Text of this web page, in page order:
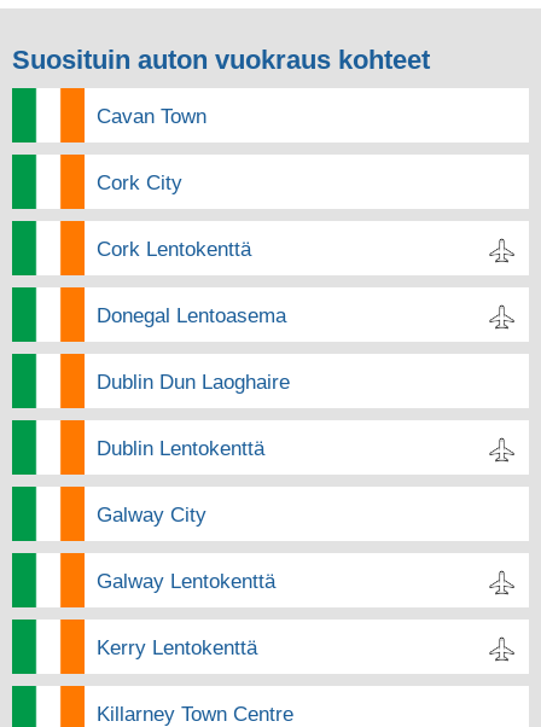
Suosituin auton vuokraus kohteet
Cavan Town
Cork City
Cork Lentokenttä
Donegal Lentoasema
Dublin Dun Laoghaire
Dublin Lentokenttä
Galway City
Galway Lentokenttä
Kerry Lentokenttä
Killarney Town Centre